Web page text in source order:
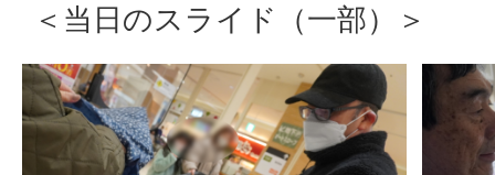
＜当日のスライド（一部）＞